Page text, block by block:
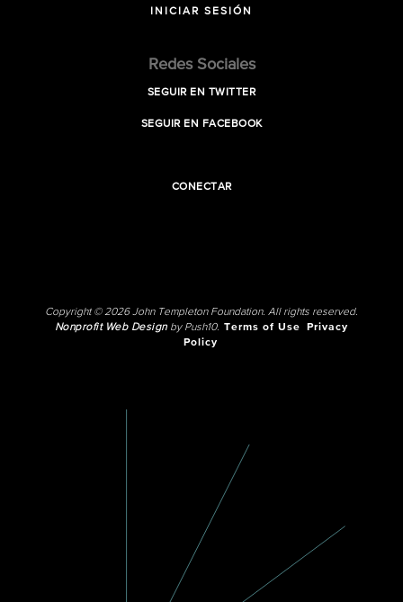
INICIAR SESIÓN
Redes Sociales
SEGUIR EN TWITTER
SEGUIR EN FACEBOOK
CONECTAR
Copyright © 2026 John Templeton Foundation. All rights reserved.
Nonprofit Web Designby Push10. Terms of Use
Privacy
Policy